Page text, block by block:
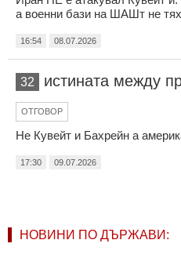
а военни бази на ШАШт не
16:54 08.07.2026
32 истината между
ОТГОВОР
Не Кувейт и Бахрейн а
17:30 09.07.2026
НОВИНИ ПО ДЪРЖАВИ: